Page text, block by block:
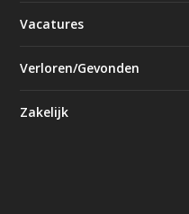
Vacatures
Verloren/Gevonden
Zakelijk